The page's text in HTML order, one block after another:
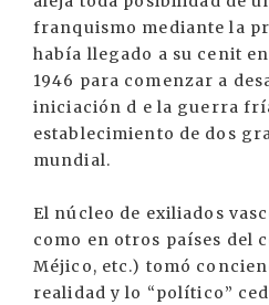
franquismo mediante la
había llegado a su cenit
1946 para comenzar a
iniciación d e la guerra
establecimiento de dos
mundial.
El núcleo de exiliados
como en otros países del
Méjico, etc.) tomó
realidad y lo “político”